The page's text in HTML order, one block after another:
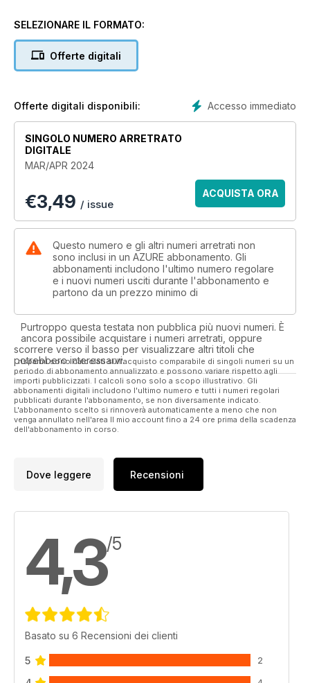
Spotlight on Workplace: From interiors that entice employees
desires.
everything new for lounging in the sun.
Bio Building Blocks: At the Chicago Architecture Biennial, a
prototype for a new type of brick promises a less carbon-
intensive future for construction.
Design Miami: Standouts from the show that joyfully caters to
the artier side of design.
Spanish CLT: A home made entirely of timber shows how
warm and dexterous the material can be.
SELEZIONARE IL FORMATO:
Offerte digitali
Accesso immediato
Offerte digitali disponibili:
SINGOLO NUMERO ARRETRATO
DIGITALE
MAR/APR 2024
€3,49 / issue
ACQUISTA ORA
Questo numero e gli altri numeri arretrati non
sono inclusi in un AZURE abbonamento. Gli
abbonamenti includono l'ultimo numero regolare
e i nuovi numeri usciti durante l'abbonamento e
partono da un prezzo minimo di
Purtroppo questa testata non pubblica più nuovi numeri. È
ancora possibile acquistare i numeri arretrati, oppure
scorrere verso il basso per visualizzare altri titoli che
potrebbero interessarvi.
I risparmi sono calcolati sull'acquisto comparabile di singoli numeri su un
periodo di abbonamento annualizzato e possono variare rispetto agli
importi pubblicizzati. I calcoli sono solo a scopo illustrativo. Gli
abbonamenti digitali includono l'ultimo numero e tutti i numeri regolari
pubblicati durante l'abbonamento, se non diversamente indicato.
L'abbonamento scelto si rinnoverà automaticamente a meno che non
venga annullato nell'area Il mio account fino a 24 ore prima della scadenza
dell'abbonamento in corso.
Dove leggere Recensioni
4,3/5
Basato su 6 Recensioni dei clienti
5 2